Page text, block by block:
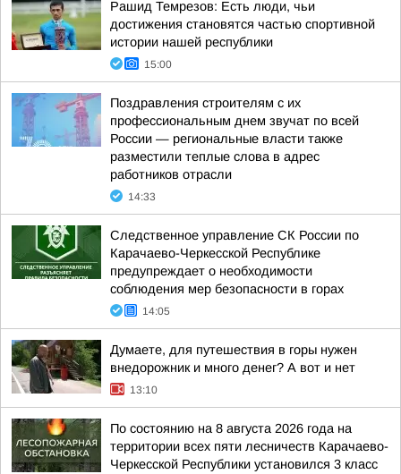
Рашид Темрезов: Есть люди, чьи
достижения становятся частью спортивной
истории нашей республики
15:00
Поздравления строителям с их
профессиональным днем звучат по всей
России — региональные власти также
разместили теплые слова в адрес
работников отрасли
14:33
Следственное управление СК России по
Карачаево-Черкесской Республике
предупреждает о необходимости
соблюдения мер безопасности в горах
14:05
Думаете, для путешествия в горы нужен
внедорожник и много денег? А вот и нет
13:10
По состоянию на 8 августа 2026 года на
территории всех пяти лесничеств Карачаево-
Черкесской Республики установился 3 класс